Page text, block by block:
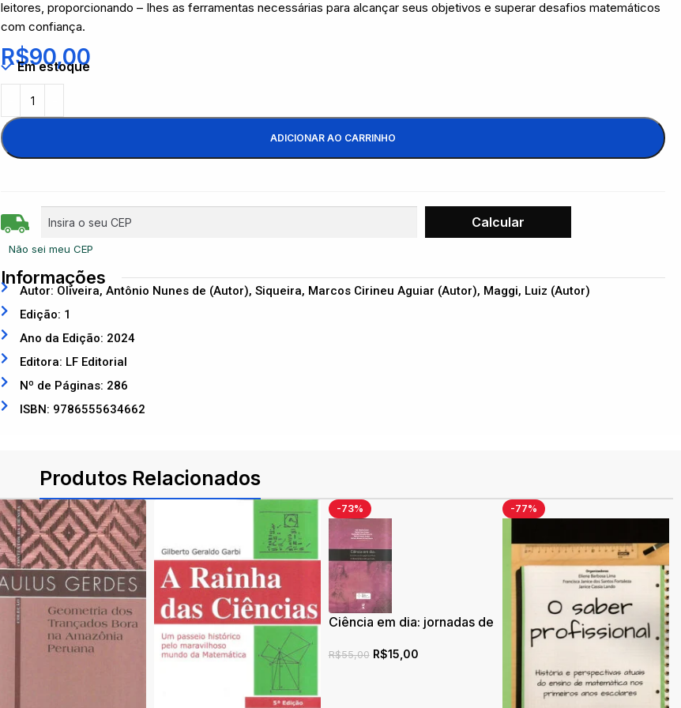
leitores, proporcionando – Ihes as ferramentas necessárias para alcançar seus objetivos e superar desafios matemáticos
com confiança.
R$90,00
Em estoque
ADICIONAR AO CARRINHO
Não sei meu CEP
Informações
Autor: Oliveira, Antônio Nunes de (Autor), Siqueira, Marcos Cirineu Aguiar (Autor), Maggi, Luiz (Autor)
Edição: 1
Ano da Edição: 2024
Editora: LF Editorial
Nº de Páginas: 286
ISBN: 9786555634662
Produtos Relacionados
-73%
Ciência em dia: jornadas de
matemática está em tudo
R$55,00 R$15,00
-77%